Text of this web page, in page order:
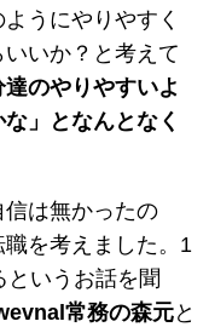
うにやりやすく
いか？と考えて
達のやりやすいよ
」となんとなく
は無かったの
を考えました。1
いうお話を聞
常務の森元と